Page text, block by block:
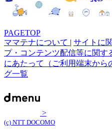
PAGETOP
ママテナについて | サイトに
プ・コンテンツ配信等に関す
にあたって（ご利用端末から
グ一覧
>
(c) NTT DOCOMO